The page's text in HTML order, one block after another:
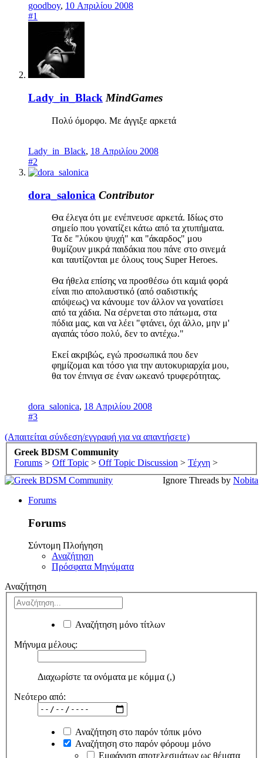
goodboy, 10 Απριλίου 2008
#1
Lady_in_Black MindGames
Πολύ όμορφο. Με άγγιξε αρκετά
Lady_in_Black, 18 Απριλίου 2008
#2
dora_salonica Contributor
Θα έλεγα ότι με ενέπνευσε αρκετά. Ιδίως στο
σημείο που γονατίζει κάτω από τα χτυπήματα.
Τα δε "λύκου ψυχή" και "άκαρδος" μου
θυμίζουν μικρά παιδάκια που πάνε στο σινεμά
και ταυτίζονται με όλους τους Super Heroes.
Θα ήθελα επίσης να προσθέσω ότι καμιά φορά
είναι πιο απολαυστικό (από σαδιστικής
απόψεως) να κάνουμε τον άλλον να γονατίσει
από τα χάδια. Να σέρνεται στο πάτωμα, στα
πόδια μας, και να λέει "φτάνει, όχι άλλο, μην μ'
αγαπάς τόσο πολύ, δεν το αντέχω."
Εκεί ακριβώς, εγώ προσωπικά που δεν
φημίζομαι και τόσο για την αυτοκυριαρχία μου,
θα τον έπνιγα σε έναν ωκεανό τρυφερότητας.
dora_salonica, 18 Απριλίου 2008
#3
(Απαιτείται σύνδεση/εγγραφή για να απαντήσετε)
Greek BDSM Community
Forums > Off Topic > Off Topic Discussion > Τέχνη >
Ignore Threads by Nobita
Forums
Forums
Σύντομη Πλοήγηση
Αναζήτηση
Πρόσφατα Μηνύματα
Αναζήτηση
Αναζήτηση μόνο τίτλων
Μήνυμα μέλους:
Διαχωρίστε τα ονόματα με κόμμα (,)
Νεότερο από:
Αναζήτηση στο παρόν τόπικ μόνο
Αναζήτηση στο παρόν φόρουμ μόνο
Εμφάνιση αποτελεσμάτων ως θέματα